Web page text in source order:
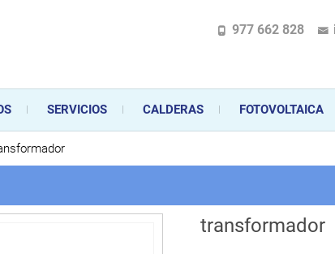
en la instalación, comercialización y mantenimiento de
aparatos de gas, climatización o electrodomésticos, desde el
977 662 828
SERVICIOS CALDERAS FOTOVOLTAICA
transformador